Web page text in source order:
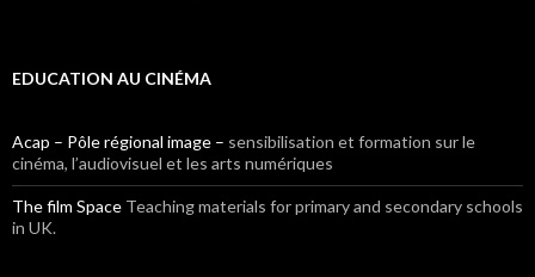
EDUCATION AU CINÉMA
Acap – Pôle régional image – sensibilisation et formation sur le
cinéma, l’audiovisuel et les arts numériques
The film Space Teaching materials for primary and secondary schools
in UK.